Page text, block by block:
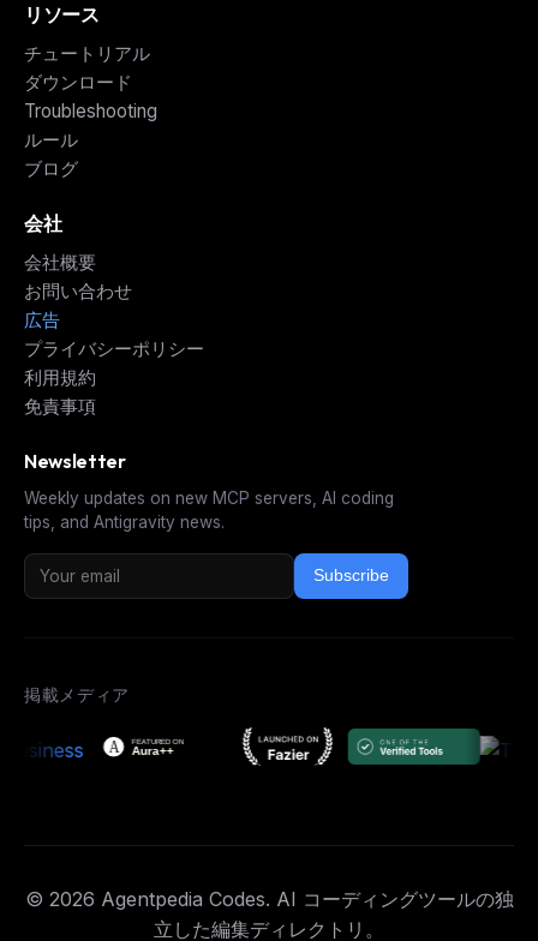
リソース
チュートリアル
ダウンロード
Troubleshooting
ルール
ブログ
会社
会社概要
お問い合わせ
広告
プライバシーポリシー
利用規約
免責事項
Newsletter
Weekly updates on new MCP servers, AI coding
tips, and Antigravity news.
Subscribe
掲載メディア
© 2026 Agentpedia Codes. AI コーディングツールの独
立した編集ディレクトリ。